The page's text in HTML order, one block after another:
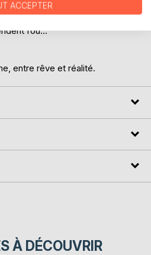
et les jeux érotiques, sa douce
fou...
entre rêve et réalité.
À DÉCOUVRIR
ACCEPTER